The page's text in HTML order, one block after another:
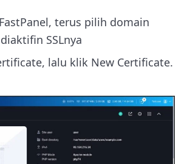
terus pilih domain
SSLnya
lalu klik New Certificate.